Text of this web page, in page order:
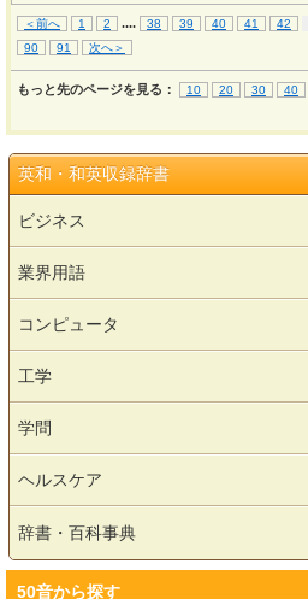
＜前へ 1 2 .... 38 39 40 41 42
90 91 次へ＞
もっと先のページを見る： 10 20 30 40
英和・和英収録辞書
ビジネス
業界用語
コンピュータ
工学
学問
ヘルスケア
辞書・百科事典
50音から探す